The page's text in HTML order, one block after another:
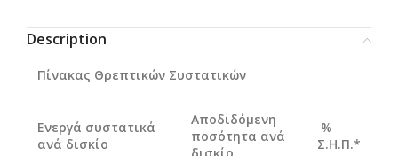
Description
Πίνακας Θρεπτικών Συστατικών
Ενεργά συστατικά
ανά δισκίο
Αποδιδόμενη
ποσότητα ανά
%
Σ.Η.Π.*